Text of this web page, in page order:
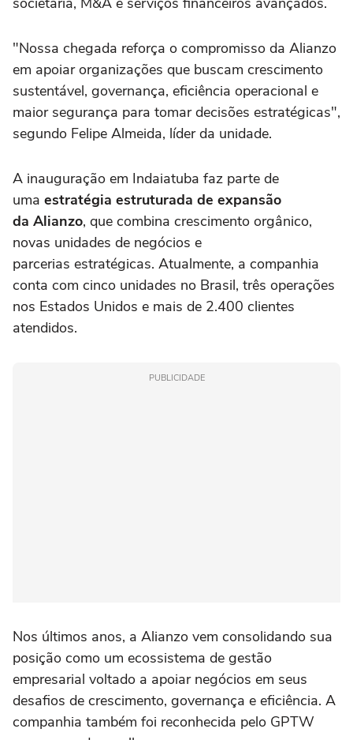
"Nossa chegada reforça o compromisso da Alianzo
em apoiar organizações que buscam crescimento
sustentável, governança, eficiência operacional e
maior segurança para tomar decisões estratégicas",
segundo Felipe Almeida, líder da unidade.
A inauguração em Indaiatuba faz parte de
uma estratégia estruturada de expansão
da Alianzo, que combina crescimento orgânico,
novas unidades de negócios e
parcerias estratégicas. Atualmente, a companhia
conta com cinco unidades no Brasil, três operações
nos Estados Unidos e mais de 2.400 clientes
atendidos.
PUBLICIDADE
Nos últimos anos, a Alianzo vem consolidando sua
posição como um ecossistema de gestão
empresarial voltado a apoiar negócios em seus
desafios de crescimento, governança e eficiência. A
companhia também foi reconhecida pelo GPTW